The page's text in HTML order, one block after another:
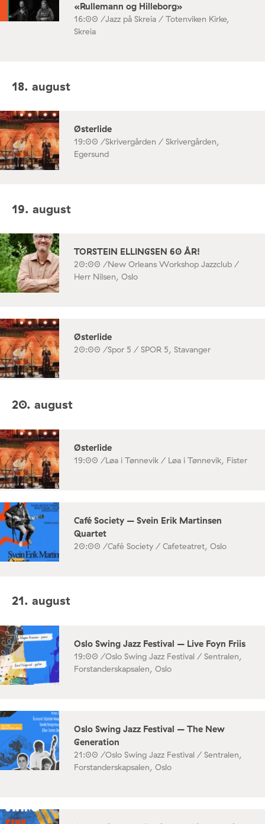
«Rullemann og Hilleborg»
16:00 /Jazz på Skreia / Totenviken Kirke,
Skreia
18. august
Østerlide
19:00 /Skrivergården / Skrivergården,
Egersund
19. august
TORSTEIN ELLINGSEN 60 ÅR!
20:00 /New Orleans Workshop Jazzclub /
Herr Nilsen, Oslo
Østerlide
20:00 /Spor 5 / SPOR 5, Stavanger
20. august
Østerlide
19:00 /Løa i Tønnevik / Løa i Tønnevik, Fister
Café Society – Svein Erik Martinsen
Quartet
20:00 /Café Society / Cafeteatret, Oslo
21. august
Oslo Swing Jazz Festival – Live Foyn Friis
19:00 /Oslo Swing Jazz Festival / Sentralen,
Forstanderskapsalen, Oslo
Oslo Swing Jazz Festival – The New
Generation
21:00 /Oslo Swing Jazz Festival / Sentralen,
Forstanderskapsalen, Oslo